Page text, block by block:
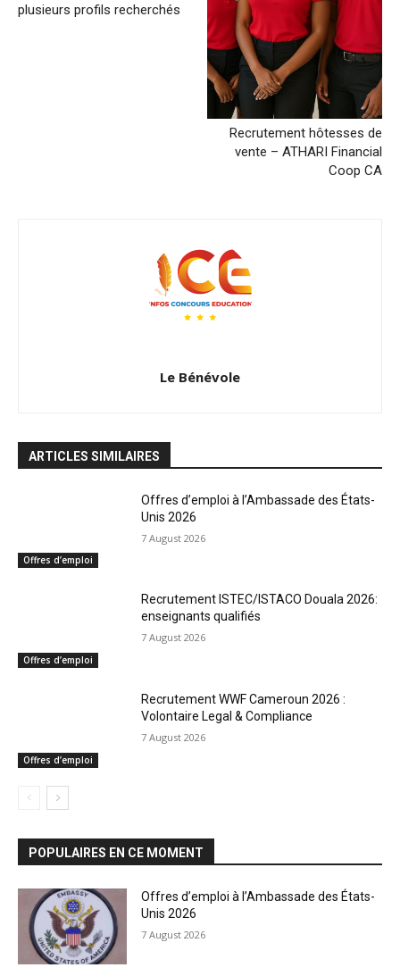
plusieurs profils recherchés
Recrutement hôtesses de
vente – ATHARI Financial
Coop CA
Le Bénévole
ARTICLES SIMILAIRES
Offres d’emploi
Offres d’emploi à l’Ambassade des États-
Unis 2026
7 August 2026
Offres d’emploi
Recrutement ISTEC/ISTACO Douala 2026:
enseignants qualifiés
7 August 2026
Offres d’emploi
Recrutement WWF Cameroun 2026 :
Volontaire Legal & Compliance
7 August 2026
POPULAIRES EN CE MOMENT
Offres d’emploi à l’Ambassade des États-
Unis 2026
7 August 2026